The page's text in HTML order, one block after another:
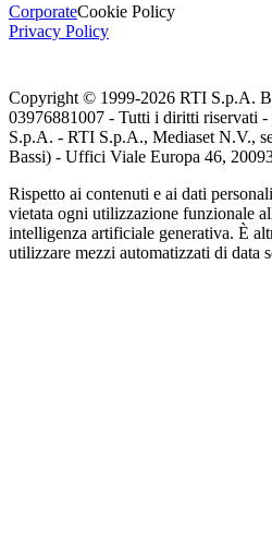
CorporateCookie Policy
Privacy Policy
Copyright © 1999-2026 RTI S.p.A.
03976881007 - Tutti i diritti riservati
S.p.A. - RTI S.p.A., Mediaset N.V.,
Bassi) - Uffici Viale Europa 46,
Rispetto ai contenuti e ai dati
vietata ogni utilizzazione funzionale
intelligenza artificiale generativa. È
utilizzare mezzi automatizzati di data